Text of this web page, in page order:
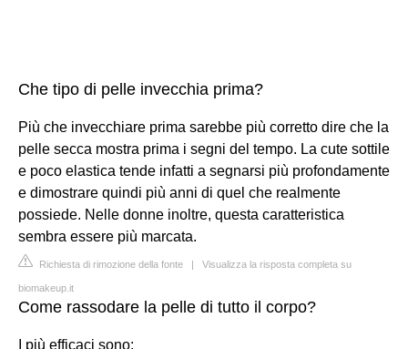
Che tipo di pelle invecchia prima?
Più che invecchiare prima sarebbe più corretto dire che la
pelle secca mostra prima i segni del tempo. La cute sottile
e poco elastica tende infatti a segnarsi più profondamente
e dimostrare quindi più anni di quel che realmente
possiede. Nelle donne inoltre, questa caratteristica
sembra essere più marcata.
Richiesta di rimozione della fonte | Visualizza la risposta completa su
biomakeup.it
Come rassodare la pelle di tutto il corpo?
I più efficaci sono: